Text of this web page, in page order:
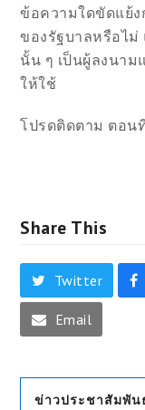
ข้อความใดขัดแย้
ของรัฐบาลหรือไม่
นั้น ๆ เป็นผู้ลงนาม
ให้ใช้
โปรดติดตาม ตอน
Share This
Twitter
Email
ข่าวประชาสัมพัน